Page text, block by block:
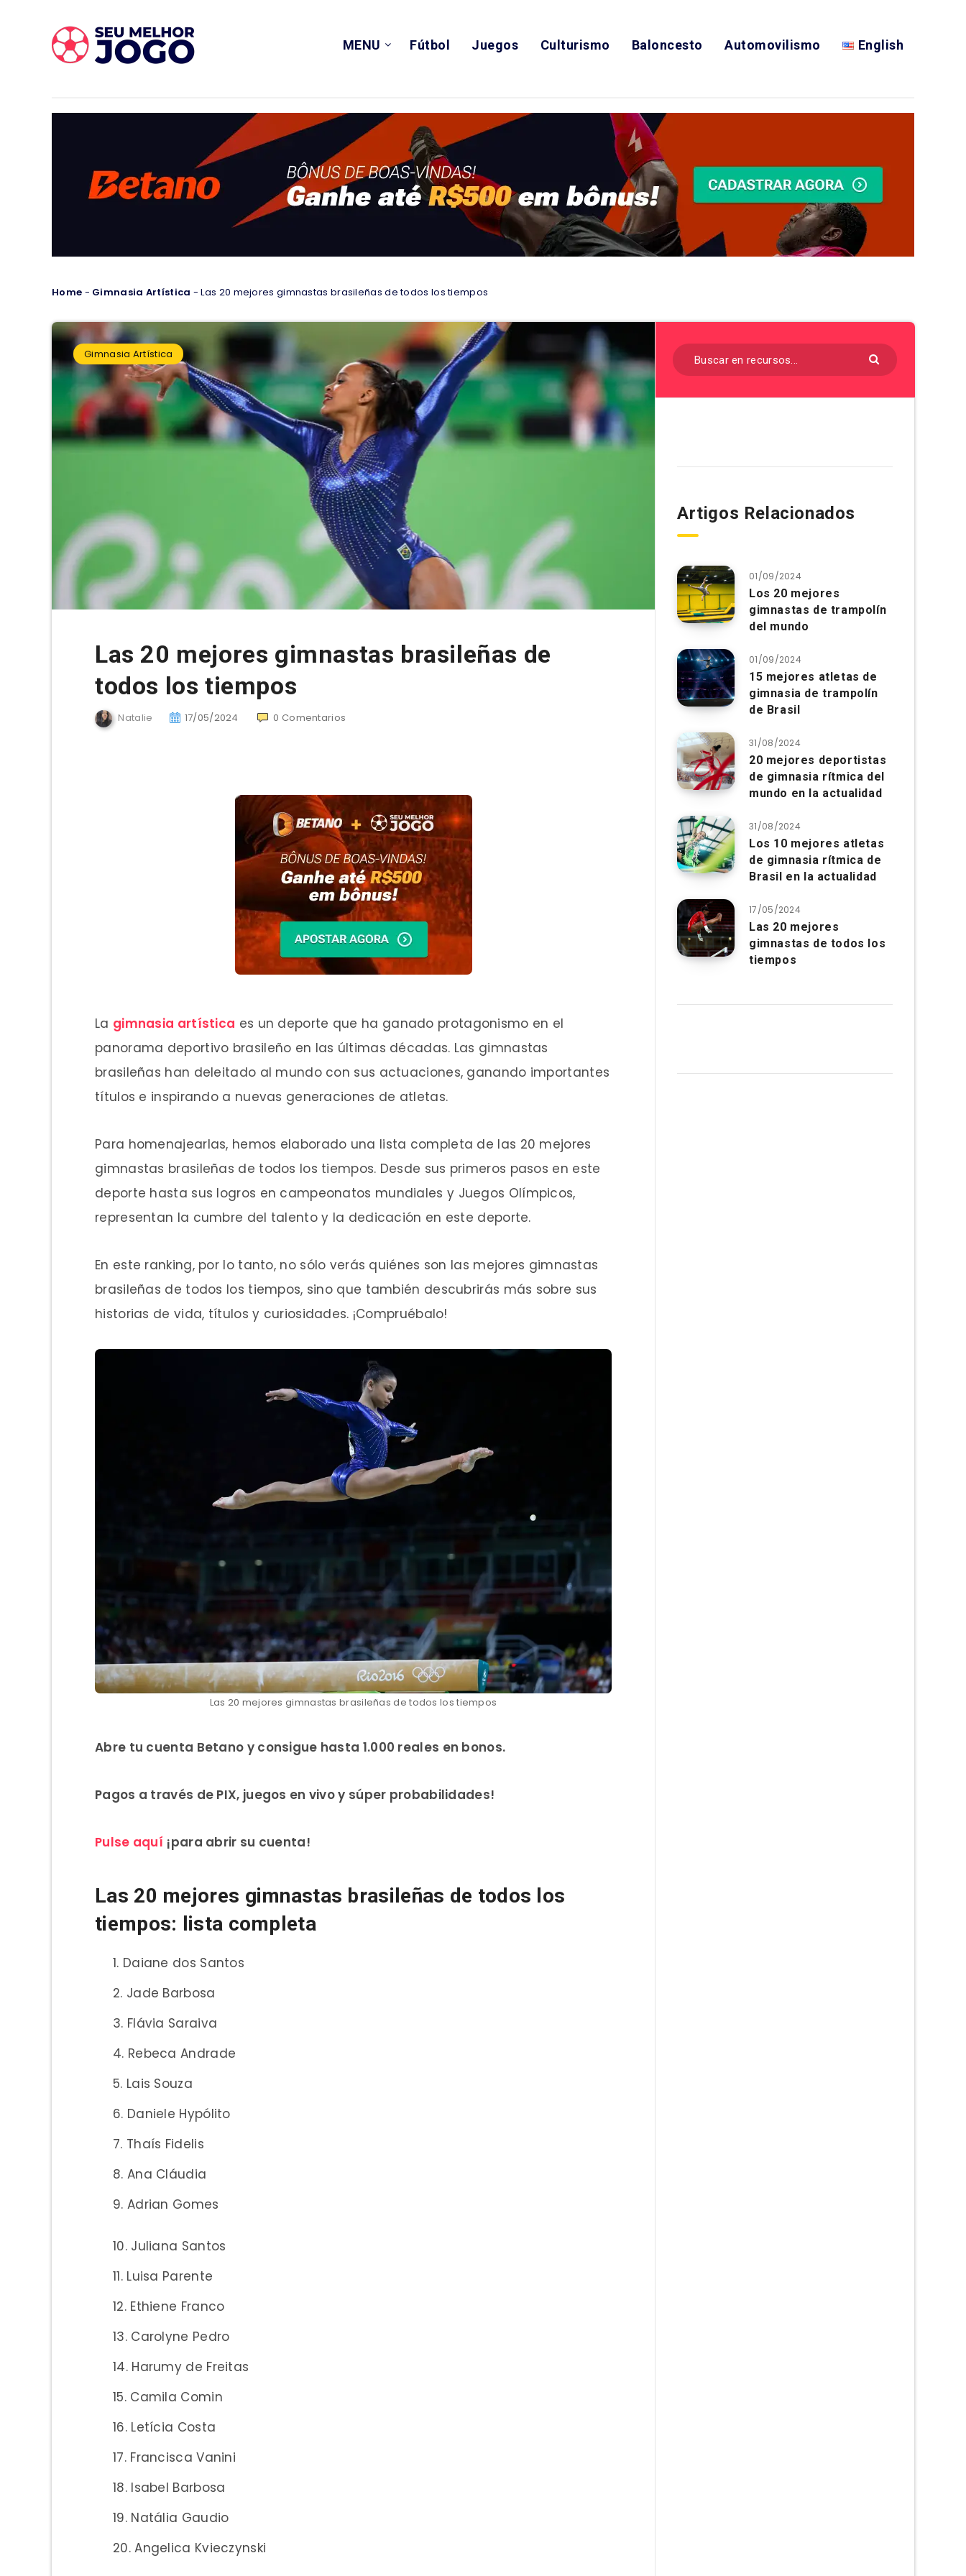
MENU Fútbol Juegos Culturismo Baloncesto Automovilismo English
Home - Gimnasia Artística -Las 20 mejores gimnastas brasileñas de todos los tiempos
Gimnasia Artística
Las 20 mejores gimnastas brasileñas de
todos los tiempos
Natalie 17/05/2024 0 Comentarios
La gimnasia artística es un deporte que ha ganado protagonismo en el
panorama deportivo brasileño en las últimas décadas. Las gimnastas
brasileñas han deleitado al mundo con sus actuaciones, ganando importantes
títulos e inspirando a nuevas generaciones de atletas.
Para homenajearlas, hemos elaborado una lista completa de las 20 mejores
gimnastas brasileñas de todos los tiempos. Desde sus primeros pasos en este
deporte hasta sus logros en campeonatos mundiales y Juegos Olímpicos,
representan la cumbre del talento y la dedicación en este deporte.
En este ranking, por lo tanto, no sólo verás quiénes son las mejores gimnastas
brasileñas de todos los tiempos, sino que también descubrirás más sobre sus
historias de vida, títulos y curiosidades. ¡Compruébalo!
Las 20 mejores gimnastas brasileñas de todos los tiempos
Abre tu cuenta Betano y consigue hasta 1.000 reales en bonos.
Pagos a través de PIX, juegos en vivo y súper probabilidades!
Pulse aquí ¡para abrir su cuenta!
Las 20 mejores gimnastas brasileñas de todos los
tiempos: lista completa
Daiane dos Santos
Jade Barbosa
Flávia Saraiva
Rebeca Andrade
Lais Souza
Daniele Hypólito
Thaís Fidelis
Ana Cláudia
Adrian Gomes
Juliana Santos
Luisa Parente
Ethiene Franco
Carolyne Pedro
Harumy de Freitas
Camila Comin
Letícia Costa
Francisca Vanini
Isabel Barbosa
Natália Gaudio
Angelica Kvieczynski
Artigos Relacionados
01/09/2024
Los 20 mejores
gimnastas de trampolín
del mundo
01/09/2024
15 mejores atletas de
gimnasia de trampolín
de Brasil
31/08/2024
20 mejores deportistas
de gimnasia rítmica del
mundo en la actualidad
31/08/2024
Los 10 mejores atletas
de gimnasia rítmica de
Brasil en la actualidad
17/05/2024
Las 20 mejores
gimnastas de todos los
tiempos